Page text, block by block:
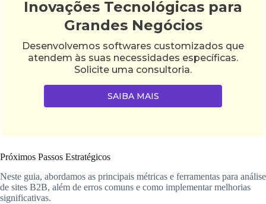
Inovações Tecnológicas para
Grandes Negócios
Desenvolvemos softwares customizados que
atendem às suas necessidades específicas.
Solicite uma consultoria.
SAIBA MAIS
Próximos Passos Estratégicos
Neste guia, abordamos as principais métricas e ferramentas para análise
de sites B2B, além de erros comuns e como implementar melhorias
significativas.